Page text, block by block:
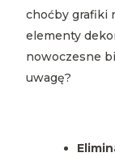
choćby grafiki
elementy
nowoczesne
uwagę?